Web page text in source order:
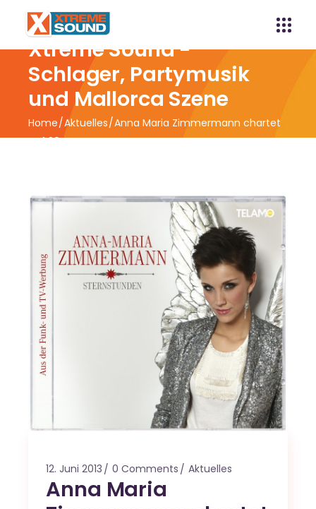
Xtreme Sound -
Schlager, Partymusik
und Mallorca Szene
Home Aktuelles Anna Maria Zimmermann chartet
auf 29 !
12. Juni 2013 0 Comments Aktuelles
Anna Maria